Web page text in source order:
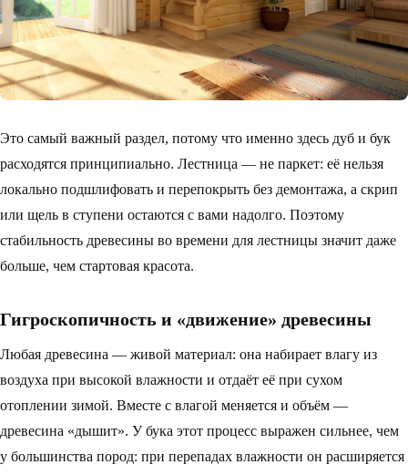
Это самый важный раздел, потому что именно здесь дуб и бук
расходятся принципиально. Лестница — не паркет: её нельзя
локально подшлифовать и перепокрыть без демонтажа, а скрип
или щель в ступени остаются с вами надолго. Поэтому
стабильность древесины во времени для лестницы значит даже
больше, чем стартовая красота.
Гигроскопичность и «движение» древесины
Любая древесина — живой материал: она набирает влагу из
воздуха при высокой влажности и отдаёт её при сухом
отоплении зимой. Вместе с влагой меняется и объём —
древесина «дышит». У бука этот процесс выражен сильнее, чем
у большинства пород: при перепадах влажности он расширяется